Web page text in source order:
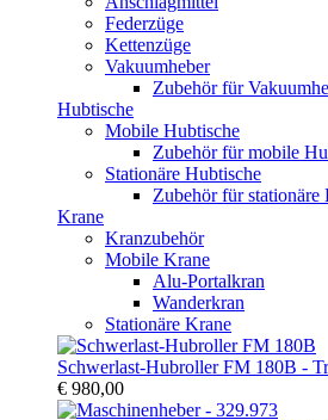
Federzüge
Kettenzüge
Vakuumheber
Zubehör für
Hubtische
Mobile Hubtische
Zubehör für mobile
Stationäre Hubtische
Zubehör für stationäre
Krane
Kranzubehör
Mobile Krane
Alu-Portalkran
Wanderkran
Stationäre Krane
Schwerlast-Hubroller FM 180B -
€ 980,00